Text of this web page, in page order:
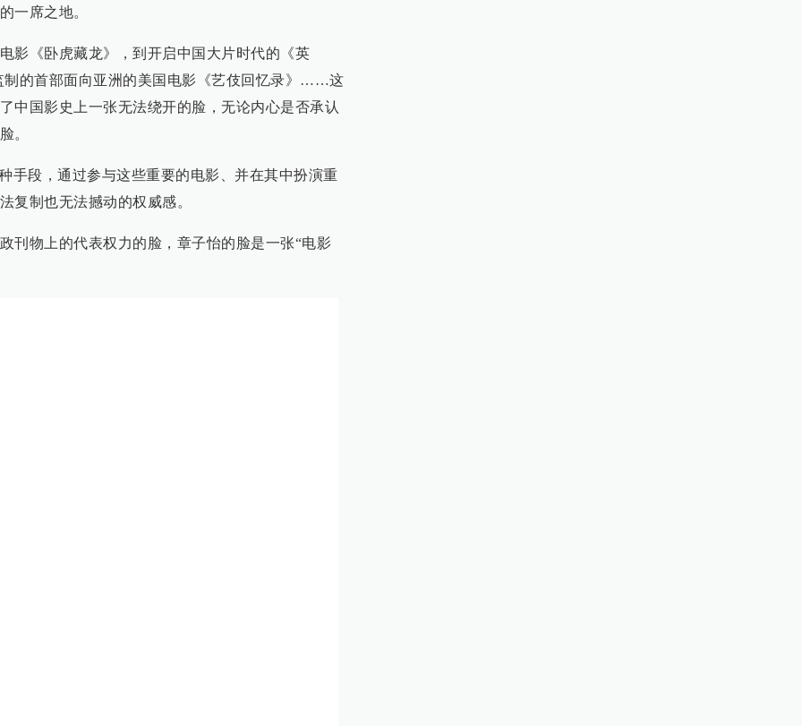
一席之地。
影《卧虎藏龙》，到开启中国大片时代的《英
制的首部面向亚洲的美国电影《艺伎回忆录》……这
中国影史上一张无法绕开的脸，无论内心是否承认
。
手段，通过参与这些重要的电影、并在其中扮演重
复制也无法撼动的权威感。
刊物上的代表权力的脸，章子怡的脸是一张“电影